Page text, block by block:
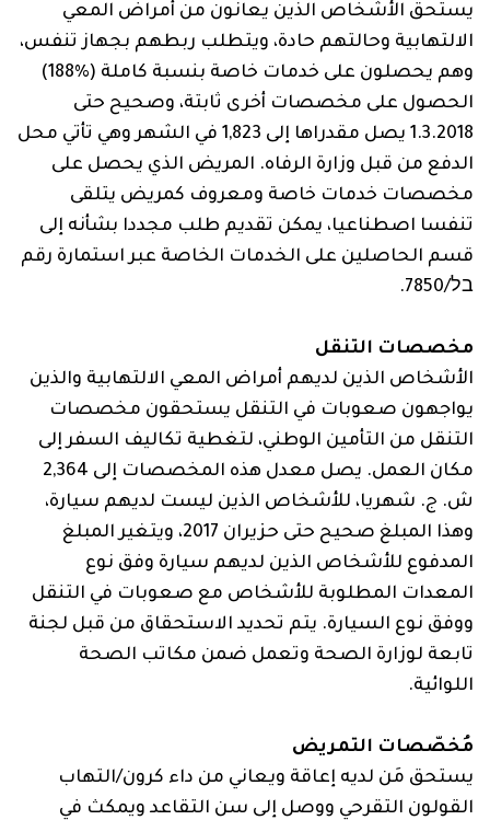
يستحق الأشخاص الذين يعانون من أمراض المعي
الالتهابية وحالتهم حادة، ويتطلب ربطهم بجهاز تنفس،
وهم يحصلون على خدمات خاصة بنسبة كاملة (‏188%‏)
الحصول على مخصصات أخرى ثابتة، وصحيح حتى
1.3.2018 يصل مقدراها إلى 1,823 في الشهر وهي تأتي محل
الدفع من قبل وزارة الرفاه. المريض الذي يحصل على
مخصصات خدمات خاصة ومعروف كمريض يتلقى
تنفسا اصطناعيا، يمكن تقديم طلب مجددا بشأنه إلى
قسم الحاصلين على الخدمات الخاصة عبر استمارة رقم
בל/7850.
مخصصات التنقل
الأشخاص الذين لديهم أمراض المعي الالتهابية والذين
يواجهون صعوبات في التنقل يستحقون مخصصات
التنقل من التأمين الوطني، لتغطية تكاليف السفر إلى
مكان العمل. يصل معدل هذه المخصصات إلى 2,364
ش. ج. شهريا، للأشخاص الذين ليست لديهم سيارة،
وهذا المبلغ صحيح حتى حزيران 2017، ويتغير المبلغ
المدفوع للأشخاص الذين لديهم سيارة وفق نوع
المعدات المطلوبة للأشخاص مع صعوبات في التنقل
ووفق نوع السيارة. يتم تحديد الاستحقاق من قبل لجنة
تابعة لوزارة الصحة وتعمل ضمن مكاتب الصحة
اللوائية.
مُخصّصات التمريض
يستحق مَن لديه إعاقة ويعاني من داء كرون/التهاب
القولون التقرحي ووصل إلى سن التقاعد ويمكث في